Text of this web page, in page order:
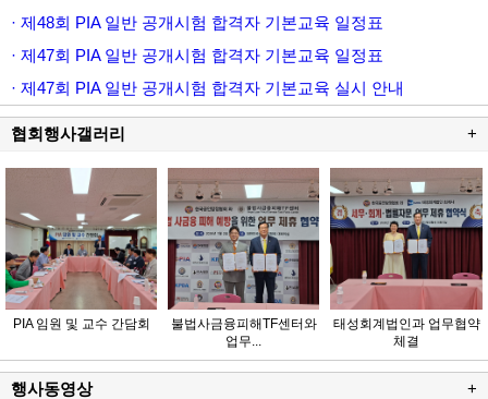
· 제48회 PIA 일반 공개시험 합격자 기본교육 일정표
· 제47회 PIA 일반 공개시험 합격자 기본교육 일정표
· 제47회 PIA 일반 공개시험 합격자 기본교육 실시 안내
협회행사갤러리 +
PIA 임원 및 교수 간담회
불법사금융피해TF센터와
업무...
태성회계법인과 업무협약
체결
행사동영상 +